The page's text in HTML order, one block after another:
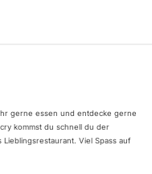
gerne essen und entdecke gerne
kommst du schnell du der
Viel Spass auf